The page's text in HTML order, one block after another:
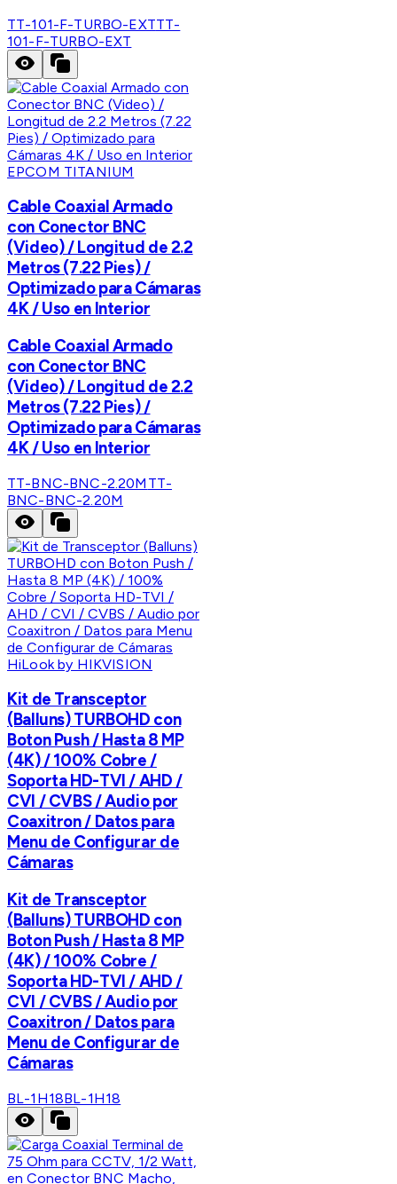
TT-101-F-TURBO-EXTTT-
101-F-TURBO-EXT
EPCOM TITANIUM
Cable Coaxial Armado
con Conector BNC
(Video) / Longitud de 2.2
Metros (7.22 Pies) /
Optimizado para Cámaras
4K / Uso en Interior
Cable Coaxial Armado
con Conector BNC
(Video) / Longitud de 2.2
Metros (7.22 Pies) /
Optimizado para Cámaras
4K / Uso en Interior
TT-BNC-BNC-2.20M TT-
BNC-BNC-2.20M
HiLook by HIKVISION
Kit de Transceptor
(Balluns) TURBOHD con
Boton Push / Hasta 8 MP
(4K) / 100% Cobre /
Soporta HD-TVI / AHD /
CVI / CVBS / Audio por
Coaxitron / Datos para
Menu de Configurar de
Cámaras
Kit de Transceptor
(Balluns) TURBOHD con
Boton Push / Hasta 8 MP
(4K) / 100% Cobre /
Soporta HD-TVI / AHD /
CVI / CVBS / Audio por
Coaxitron / Datos para
Menu de Configurar de
Cámaras
BL-1H18BL-1H18